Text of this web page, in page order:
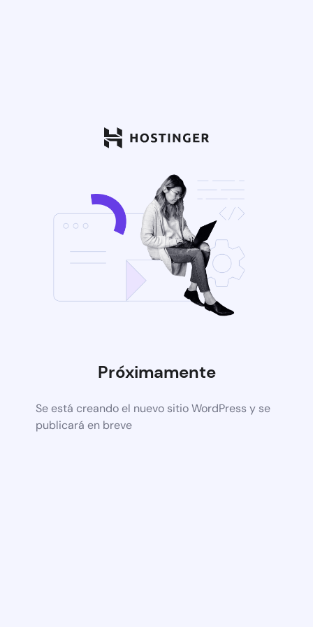
Próximamente
Se está creando el nuevo sitio WordPress y se
publicará en breve